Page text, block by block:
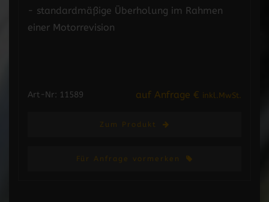
- standardmäßige Überholung im Rahmen
einer Motorrevision
Art-Nr: 11589 auf Anfrage € inkl.MwSt.
Zum Produkt
Für Anfrage vormerken